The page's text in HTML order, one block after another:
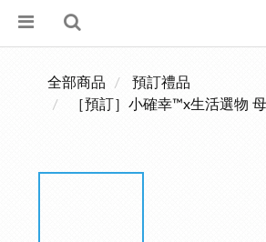
全部商品
預訂禮品
［預訂］小確幸™x生活選物